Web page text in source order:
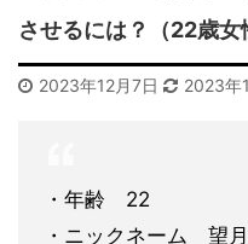
させるには？（22歳女
2023年12月7日 2023年
・年齢 22
・ニックネーム 望月